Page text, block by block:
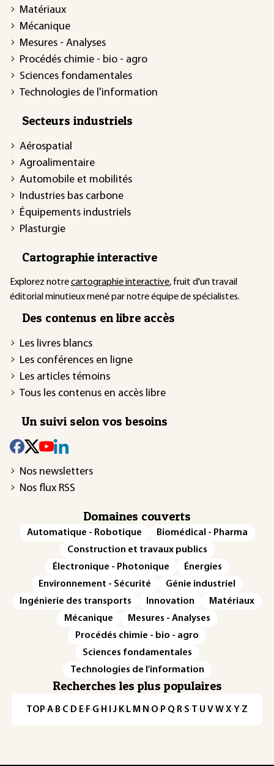
Matériaux
Mécanique
Mesures - Analyses
Procédés chimie - bio - agro
Sciences fondamentales
Technologies de l'information
Secteurs industriels
Aérospatial
Agroalimentaire
Automobile et mobilités
Industries bas carbone
Équipements industriels
Plasturgie
Cartographie interactive
Explorez notrecartographie interactive, fruit d'un travail
éditorial minutieux mené par notre équipe de spécialistes.
Des contenus en libre accès
Les livres blancs
Les conférences en ligne
Les articles témoins
Tous les contenus en accès libre
Un suivi selon vos besoins
Nos newsletters
Nos flux RSS
Domaines couverts
Automatique - Robotique
Biomédical - Pharma
Construction et travaux publics
Électronique - Photonique
Énergies
Environnement - Sécurité
Génie industriel
Ingénierie des transports
Innovation
Matériaux
Mécanique
Mesures - Analyses
Procédés chimie - bio - agro
Sciences fondamentales
Technologies de l'information
Recherches les plus populaires
TOP·A·B·C· D· E· F·G· H · ·J· K· L· M · N ·O· P·Q· R·S·T·U·V·W·X·Y·Z